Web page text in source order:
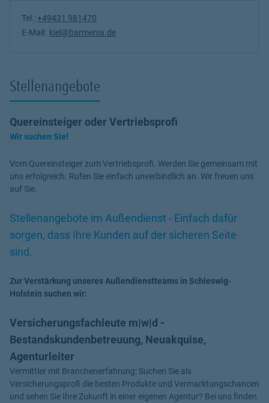
Tel.:+49431 981470
E-Mail: kiel@barmenia.de
Stellenangebote
Quereinsteiger oder Vertriebsprofi
Wir suchen Sie!
Vom Quereinsteiger zum Vertriebsprofi. Werden Sie gemeinsam mit
uns erfolgreich. Rufen Sie einfach unverbindlich an. Wir freuen uns
auf Sie.
Stellenangebote im Außendienst - Einfach dafür
sorgen, dass Ihre Kunden auf der sicheren Seite
sind.
Zur Verstärkung unseres Außendienstteams in Schleswig-
Holstein suchen wir:
Versicherungsfachleute m|w|d -
Bestandskundenbetreuung, Neuakquise,
Agenturleiter
Vermittler mit Branchenerfahrung: Suchen Sie als
Versicherungsprofi die besten Produkte und Vermarktungschancen
und sehen Sie Ihre Zukunft in einer eigenen Agentur? Bei uns finden